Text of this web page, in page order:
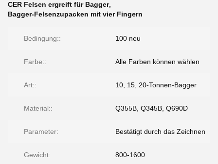
CER Felsen ergreift für Bagger,
Bagger-Felsenzupacken mit vier Fingern
Bedingung:: 100 neu
Farbe:: Alle Farben können wählen
Art:: 10, 15, 20-Tonnen-Bagger
Material:: Q355B, Q345B, Q690D
Parameter: Bestätigt durch das Zeichnen
Gewicht: 800-1600